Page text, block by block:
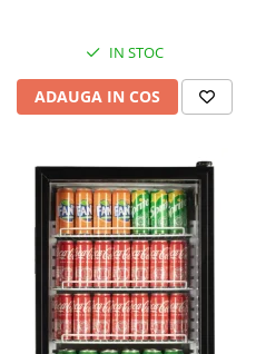
IN STOC
ADAUGA IN COS